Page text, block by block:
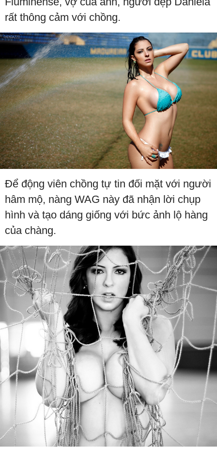
rất thông cảm với chồng.
Để động viên chồng tự tin đối mặt với người
hâm mộ, nàng WAG này đã nhận lời chụp
hình và tạo dáng giống với bức ảnh lộ hàng
của chàng.